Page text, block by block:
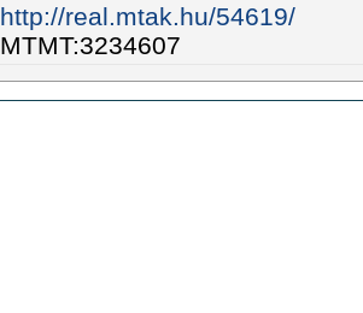
http://real.mtak.hu/54619/
MTMT:3234607